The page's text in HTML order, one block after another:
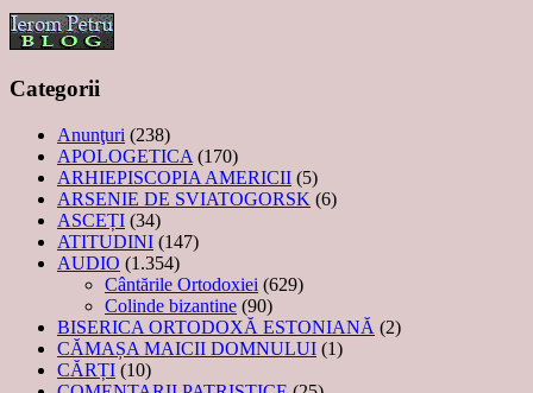
Categorii
Anunţuri (238)
APOLOGETICA (170)
ARHIEPISCOPIA AMERICII (5)
ARSENIE DE SVIATOGORSK (6)
ASCEȚI (34)
ATITUDINI (147)
AUDIO (1.354)
Cântările Ortodoxiei (629)
Colinde bizantine (90)
BISERICA ORTODOXĂ ESTONIANĂ (2)
CĂMAȘA MAICII DOMNULUI (1)
CĂRȚI (10)